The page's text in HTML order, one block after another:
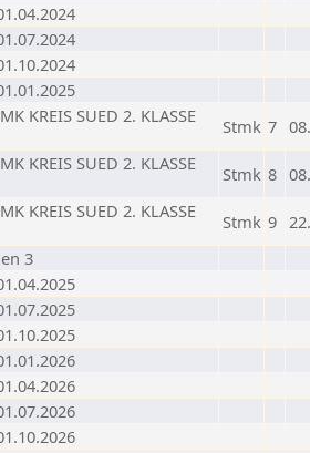
KREIS SUED 2. KLASSE
Stmk 7
KREIS SUED 2. KLASSE
Stmk 8
KREIS SUED 2. KLASSE
Stmk 9
3